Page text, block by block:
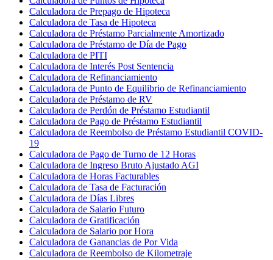
Calculadora de Prepago de Hipoteca
Calculadora de Tasa de Hipoteca
Calculadora de Préstamo Parcialmente Amortizado
Calculadora de Préstamo de Día de Pago
Calculadora de PITI
Calculadora de Interés Post Sentencia
Calculadora de Refinanciamiento
Calculadora de Punto de Equilibrio de Refinanciamiento
Calculadora de Préstamo de RV
Calculadora de Perdón de Préstamo Estudiantil
Calculadora de Pago de Préstamo Estudiantil
Calculadora de Reembolso de Préstamo Estudiantil COVID-
19
Calculadora de Pago de Turno de 12 Horas
Calculadora de Ingreso Bruto Ajustado AGI
Calculadora de Horas Facturables
Calculadora de Tasa de Facturación
Calculadora de Días Libres
Calculadora de Salario Futuro
Calculadora de Gratificación
Calculadora de Salario por Hora
Calculadora de Ganancias de Por Vida
Calculadora de Reembolso de Kilometraje